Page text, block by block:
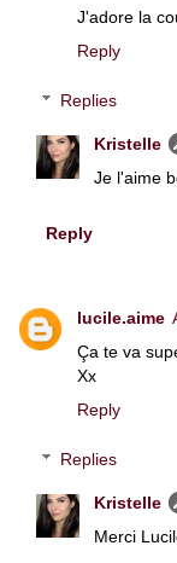
J'adore la
Reply
Replies
Kristelle
Je l'aime
Reply
lucile.aime
Ça te va
Xx
Reply
Replies
Kristelle
Merci